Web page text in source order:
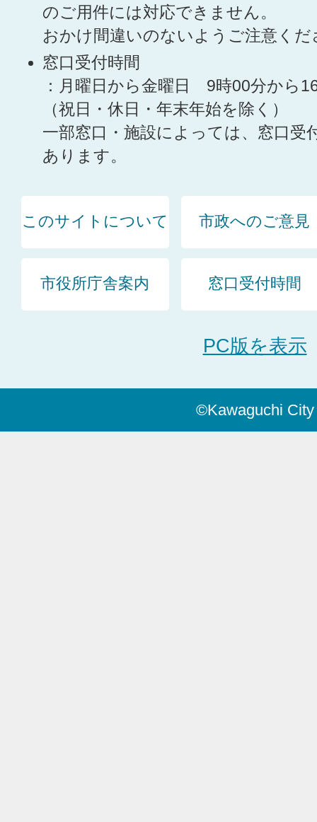
のご用件には対応できません。
おかけ間違いのないようご注意くだ
窓口受付時間
：月曜日から金曜日 9時00分から
（祝日・休日・年末年始を除く）
一部窓口・施設によっては、窓口受
あります。
このサイトについて 市政へのご意見
市役所庁舎案内 窓口受付時間
PC版を表示
©Kawaguchi City